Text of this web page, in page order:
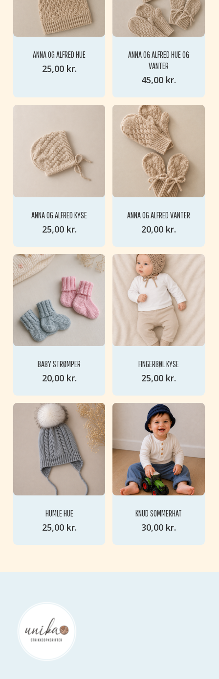
INGEN VARER I KURVEN.
GO TO SHOP
ANNA OG ALFRED HUE
25,00 kr.
ANNA OG ALFRED HUE OG
VANTER
45,00 kr.
ANNA OG ALFRED KYSE
25,00 kr.
ANNA OG ALFRED VANTER
20,00 kr.
BABY STRØMPER
20,00 kr.
FINGERBØL KYSE
25,00 kr.
HUMLE HUE
25,00 kr.
KNUD SOMMERHAT
30,00 kr.